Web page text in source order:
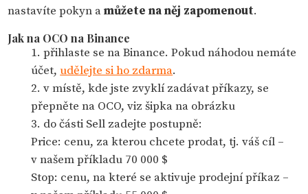
nastavíte pokyn amůžete na něj zapomenout.
Jak na OCO na Binance
přihlaste se na Binance. Pokud náhodou nemáte
účet, udělejte si ho zdarma.
v místě, kde jste zvyklí zadávat příkazy, se
přepněte na OCO, viz šipka na obrázku
do části Sell zadejte postupně:
Price: cenu, za kterou chcete prodat, tj. váš cíl –
v našem příkladu 70 000 $
Stop: cenu, na které se aktivuje prodejní příkaz –